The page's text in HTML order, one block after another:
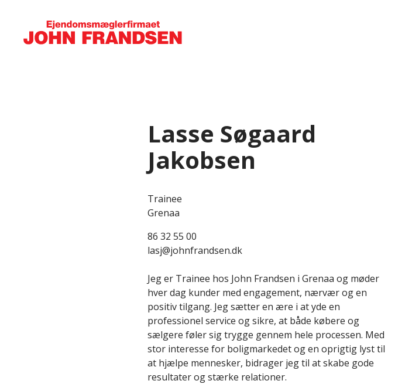
Lasse Søgaard
Jakobsen
Trainee
Grenaa
86 32 55 00
lasj@johnfrandsen.dk
Jeg er Trainee hos John Frandsen i Grenaa og møder
hver dag kunder med engagement, nærvær og en
positiv tilgang. Jeg sætter en ære i at yde en
professionel service og sikre, at både købere og
sælgere føler sig trygge gennem hele processen. Med
stor interesse for boligmarkedet og en oprigtig lyst til
at hjælpe mennesker, bidrager jeg til at skabe gode
resultater og stærke relationer.